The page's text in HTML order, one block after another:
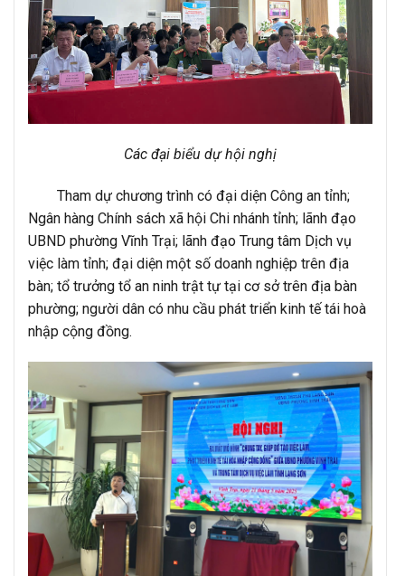
Các đại biểu dự hội nghị
Tham dự chương trình có đại diện Công an tỉnh;
Ngân hàng Chính sách xã hội Chi nhánh tỉnh; lãnh đạo
UBND phường Vĩnh Trại; lãnh đạo Trung tâm Dịch vụ
việc làm tỉnh; đại diện một số doanh nghiệp trên địa
bàn; tổ trưởng tổ an ninh trật tự tại cơ sở trên địa bàn
phường; người dân có nhu cầu phát triển kinh tế tái hoà
nhập cộng đồng.